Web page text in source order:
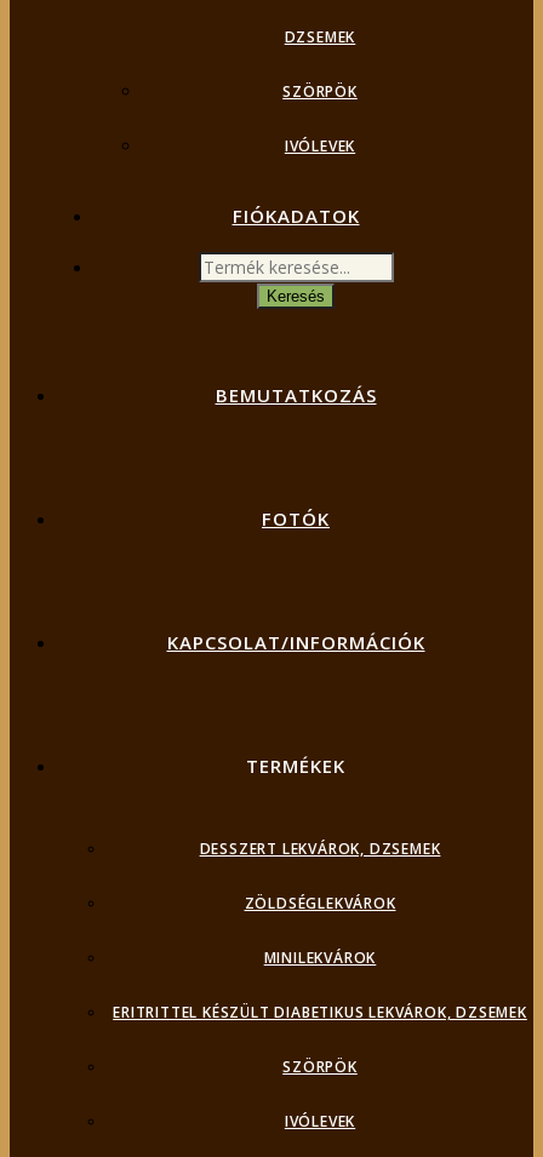
DZSEMEK
SZÖRPÖK
IVÓLEVEK
FIÓKADATOK
Products
search
Keresés
BEMUTATKOZÁS
FOTÓK
KAPCSOLAT/INFORMÁCIÓK
TERMÉKEK
DESSZERT LEKVÁROK, DZSEMEK
ZÖLDSÉGLEKVÁROK
MINILEKVÁROK
ERITRITTEL KÉSZÜLT DIABETIKUS LEKVÁROK, DZSEMEK
SZÖRPÖK
IVÓLEVEK